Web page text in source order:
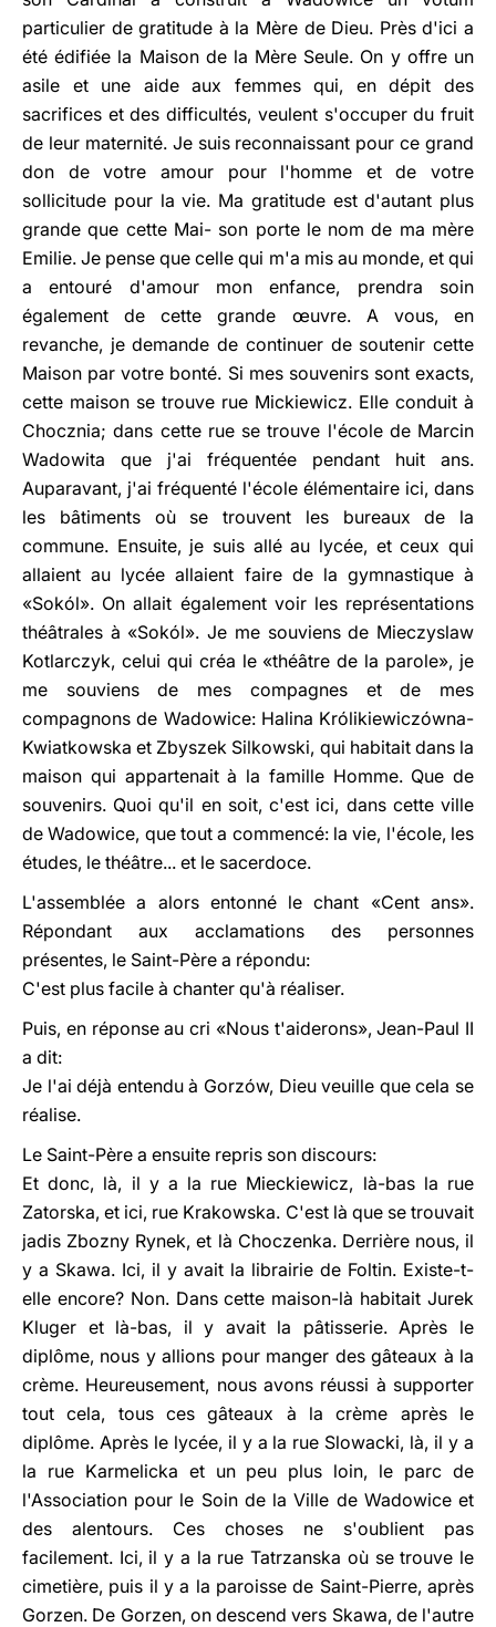
particulier de gratitude à la Mère de Dieu. Près d'ici a
été édifiée la Maison de la Mère Seule. On y offre un
asile et une aide aux femmes qui, en dépit des
sacrifices et des difficultés, veulent s'occuper du fruit
de leur maternité. Je suis reconnaissant pour ce grand
don de votre amour pour l'homme et de votre
sollicitude pour la vie. Ma gratitude est d'autant plus
grande que cette Mai- son porte le nom de ma mère
Emilie. Je pense que celle qui m'a mis au monde, et qui
a entouré d'amour mon enfance, prendra soin
également de cette grande œuvre. A vous, en
revanche, je demande de continuer de soutenir cette
Maison par votre bonté. Si mes souvenirs sont exacts,
cette maison se trouve rue Mickiewicz. Elle conduit à
Chocznia; dans cette rue se trouve l'école de Marcin
Wadowita que j'ai fréquentée pendant huit ans.
Auparavant, j'ai fréquenté l'école élémentaire ici, dans
les bâtiments où se trouvent les bureaux de la
commune. Ensuite, je suis allé au lycée, et ceux qui
allaient au lycée allaient faire de la gymnastique à
«Sokól». On allait également voir les représentations
théâtrales à «Sokól». Je me souviens de Mieczyslaw
Kotlarczyk, celui qui créa le «théâtre de la parole», je
me souviens de mes compagnes et de mes
compagnons de Wadowice: Halina Królikiewiczówna-
Kwiatkowska et Zbyszek Silkowski, qui habitait dans la
maison qui appartenait à la famille Homme. Que de
souvenirs. Quoi qu'il en soit, c'est ici, dans cette ville
de Wadowice, que tout a commencé: la vie, l'école, les
études, le théâtre... et le sacerdoce.
L'assemblée a alors entonné le chant «Cent ans».
Répondant aux acclamations des personnes
présentes, le Saint-Père a répondu:
C'est plus facile à chanter qu'à réaliser.
Puis, en réponse au cri «Nous t'aiderons», Jean-Paul II
a dit:
Je l'ai déjà entendu à Gorzów, Dieu veuille que cela se
réalise.
Le Saint-Père a ensuite repris son discours:
Et donc, là, il y a la rue Mieckiewicz, là-bas la rue
Zatorska, et ici, rue Krakowska. C'est là que se trouvait
jadis Zbozny Rynek, et là Choczenka. Derrière nous, il
y a Skawa. Ici, il y avait la librairie de Foltin. Existe-t-
elle encore? Non. Dans cette maison-là habitait Jurek
Kluger et là-bas, il y avait la pâtisserie. Après le
diplôme, nous y allions pour manger des gâteaux à la
crème. Heureusement, nous avons réussi à supporter
tout cela, tous ces gâteaux à la crème après le
diplôme. Après le lycée, il y a la rue Slowacki, là, il y a
la rue Karmelicka et un peu plus loin, le parc de
l'Association pour le Soin de la Ville de Wadowice et
des alentours. Ces choses ne s'oublient pas
facilement. Ici, il y a la rue Tatrzanska où se trouve le
cimetière, puis il y a la paroisse de Saint-Pierre, après
Gorzen. De Gorzen, on descend vers Skawa, de l'autre